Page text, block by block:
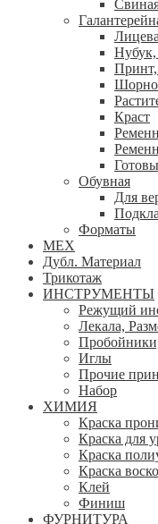
Краст
Обувная
Для
Форматы
МЕХ
Дубл. Материал
Трикотаж
ИНСТРУМЕНТЫ
Режущий
Лекала,
Иглы
Прочие
Набор
ХИМИЯ
Краска
Краска для
Краска
Краска
Клей
Финиш
ФУРНИТУРА